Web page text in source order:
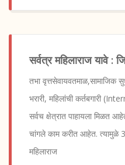
सर्वत्र महिलाराज यावे :
तभा वृत्तसेवायवतमाळ,सामाजिक
भरारी, महिलांची कर्तबगारी
सर्वच क्षेत्रात पाहायला मिळत
चांगले काम करीत आहेत. त्यामुळे
महिलाराज